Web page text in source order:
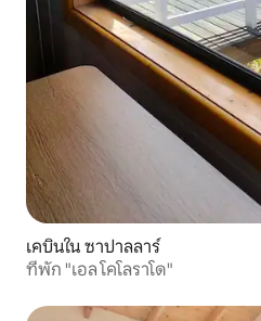
เคบินใน ซาปาลลาร์
ที่พัก "เอล โคโลราโด"